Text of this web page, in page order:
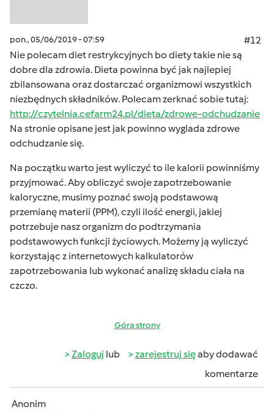
pon., 05/06/2019 - 07:59
#12
Nie polecam diet restrykcyjnych bo diety takie nie są
dobre dla zdrowia. Dieta powinna być jak najlepiej
zbilansowana oraz dostarczać organizmowi wszystkich
niezbędnych składników. Polecam zerknać sobie tutaj:
http://czytelnia.cefarm24.pl/dieta/zdrowe-odchudzanie
Na stronie opisane jest jak powinno wyglada zdrowe
odchudzanie się.
Na początku warto jest wyliczyć to ile kalorii powinniśmy
przyjmować. Aby obliczyć swoje zapotrzebowanie
kaloryczne, musimy poznać swoją podstawową
przemianę materii (PPM), czyli ilość energii, jakiej
potrzebuje nasz organizm do podtrzymania
podstawowych funkcji życiowych. Możemy ją wyliczyć
korzystając z internetowych kalkulatorów
zapotrzebowania lub wykonać analizę składu ciała na
czczo.
Góra strony
Zaloguj lub zarejestruj sięaby dodawać
komentarze
Anonim